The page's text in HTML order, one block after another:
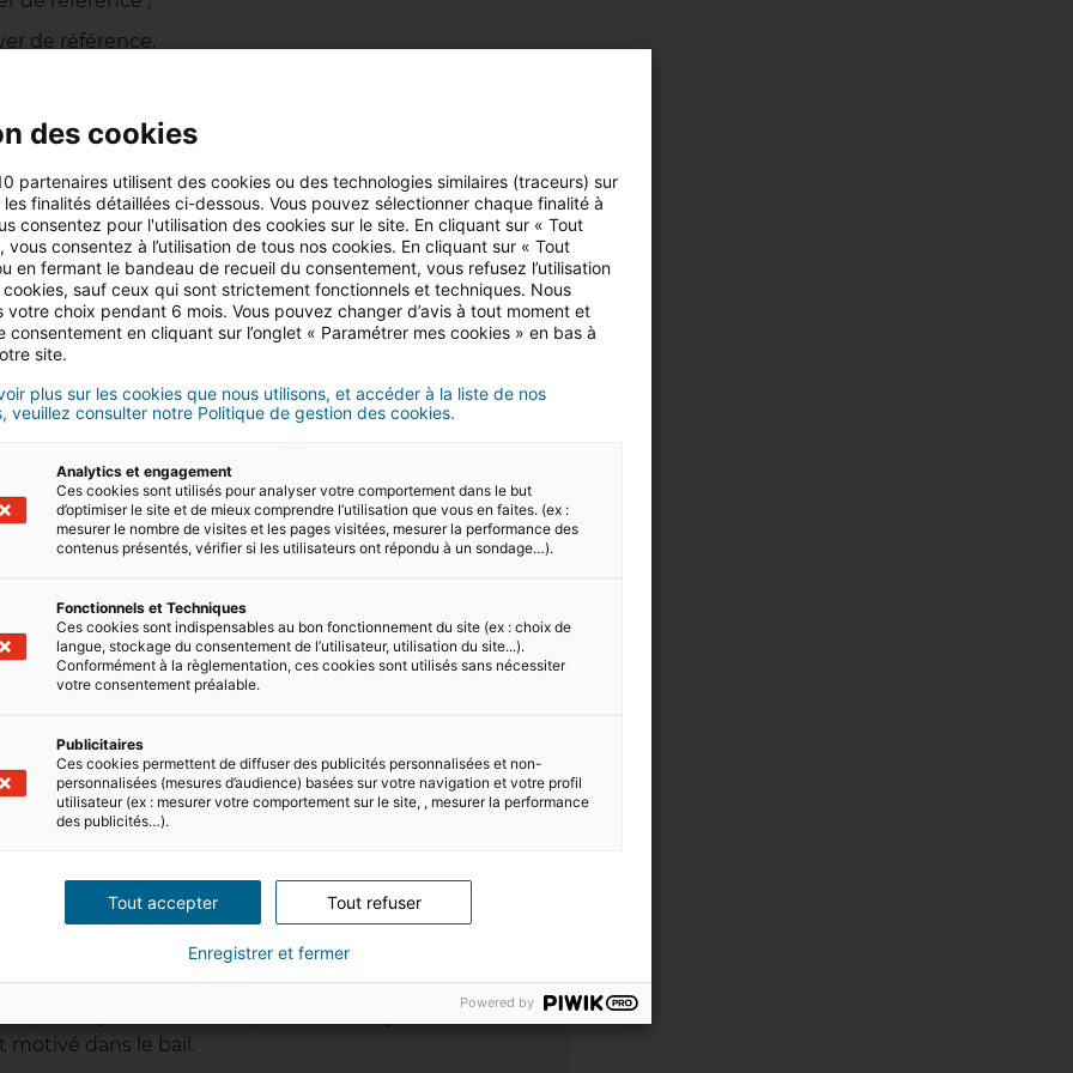
de référence.
le loyer majoré.
base desloyers moyens pratiqués dans la zone
du marché locatif récent.
loyer location autorisé dans la majorité des cas.
à une procédure de conciliation, voire à des sanctions
loyers de référence
appliqué Utilisation
dans la zone
de référence Niveau minimum indicatif
sous
Caractéristiques rares du
logement
le fonctionnement du calcul encadrement des
Lyon ou Bordeaux.
de loyer lorsque le logement comporte des
rare, une hauteur sous plafond importante ou des
parfois justifier un complément de loyer. Celui-ci
dans le bail.
des cookies
partenaires utilisent des cookies ou des technologies similaires (traceurs) sur
les finalités détaillées ci-dessous. Vous pouvez sélectionner chaque finalité à
consentez pour l'utilisation des cookies sur le site. En cliquant sur « Tout
vous consentez à l’utilisation de tous nos cookies. En cliquant sur « Tout
en fermant le bandeau de recueil du consentement, vous refusez l’utilisation
sauf ceux qui sont strictement fonctionnels et techniques. Nous
votre choix pendant 6 mois. Vous pouvez changer d’avis à tout moment et
consentement en cliquant sur l’onglet « Paramétrer mes cookies » en bas à
site.
plus sur les cookies que nous utilisons, et accéder à la liste de nos
veuillez consulter notre Politique de gestion des cookies.
Analytics et engagement
Ces cookies sont utilisés pour analyser votre comportement dans le but
d’optimiser le site et de mieux comprendre l’utilisation que vous en faites. (ex :
mesurer le nombre de visites et les pages visitées, mesurer la performance des
contenus présentés, vérifier si les utilisateurs ont répondu à un sondage…).
Fonctionnels et Techniques
Ces cookies sont indispensables au bon fonctionnement du site (ex : choix de
langue, stockage du consentement de l’utilisateur, utilisation du site...).
Conformément à la règlementation, ces cookies sont utilisés sans nécessiter
votre consentement préalable.
Publicitaires
Ces cookies permettent de diffuser des publicités personnalisées et non-
personnalisées (mesures d’audience) basées sur votre navigation et votre profil
utilisateur (ex : mesurer votre comportement sur le site, , mesurer la performance
des publicités…).
Tout accepter Tout refuser
Enregistrer et fermer
Powered by